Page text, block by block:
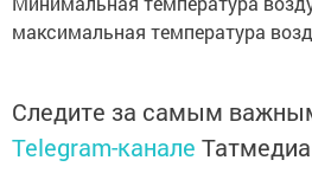
максимальная температура
Следите за самым
Telegram-канале Татмедиа